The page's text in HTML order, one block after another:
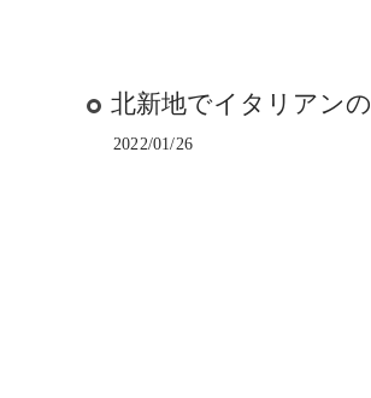
北新地でイタリアン
2022/01/26